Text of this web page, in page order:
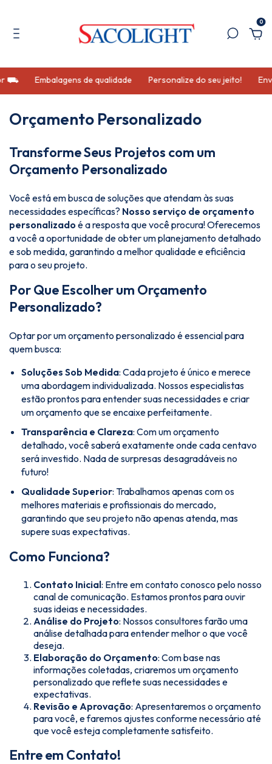
0
⛟ Embalagens de qualidade Personalize do seu jeito!
Orçamento Personalizado
Transforme Seus Projetos com um
Orçamento Personalizado
Você está em busca de soluções que atendam às suas
necessidades específicas? Nosso serviço de orçamento
personalizado é a resposta que você procura! Oferecemos
a você a oportunidade de obter um planejamento detalhado
e sob medida, garantindo a melhor qualidade e eficiência
para o seu projeto.
Por Que Escolher um Orçamento
Personalizado?
Optar por um orçamento personalizado é essencial para
quem busca:
Soluções Sob Medida: Cada projeto é único e merece
uma abordagem individualizada. Nossos especialistas
estão prontos para entender suas necessidades e criar
um orçamento que se encaixe perfeitamente.
Transparência e Clareza: Com um orçamento
detalhado, você saberá exatamente onde cada centavo
será investido. Nada de surpresas desagradáveis no
futuro!
Qualidade Superior: Trabalhamos apenas com os
melhores materiais e profissionais do mercado,
garantindo que seu projeto não apenas atenda, mas
supere suas expectativas.
Como Funciona?
Contato Inicial: Entre em contato conosco pelo nosso
canal de comunicação. Estamos prontos para ouvir
suas ideias e necessidades.
Análise do Projeto: Nossos consultores farão uma
análise detalhada para entender melhor o que você
deseja.
Elaboração do Orçamento: Com base nas
informações coletadas, criaremos um orçamento
personalizado que reflete suas necessidades e
expectativas.
Revisão e Aprovação: Apresentaremos o orçamento
para você, e faremos ajustes conforme necessário até
que você esteja completamente satisfeito.
Entre em Contato!